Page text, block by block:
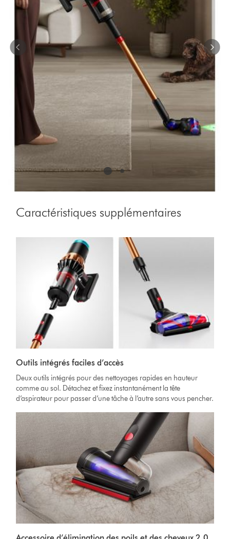
Caractéristiques supplémentaires
Outils intégrés faciles d’accès
Deux outils intégrés pour des nettoyages rapides en hauteur
comme au sol. Détachez et fixez instantanément la tête
d’aspirateur pour passer d’une tâche à l’autre sans vous pencher.